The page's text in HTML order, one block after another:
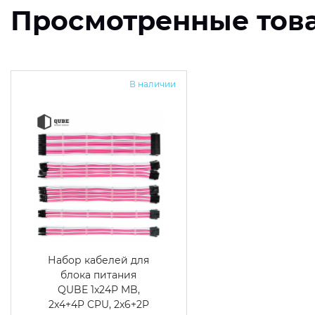
Просмотренные
В наличии
Набор кабелей для
блока питания
QUBE 1x24P MB,
2x4+4P CPU, 2x6+2P